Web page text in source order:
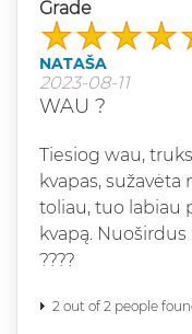
Grade
NATAŠA
2023-08-11
WAU ?
Tiesiog wau,
kvapas,
toliau, tuo labiau
kvapą.
????
2 out of 2 people